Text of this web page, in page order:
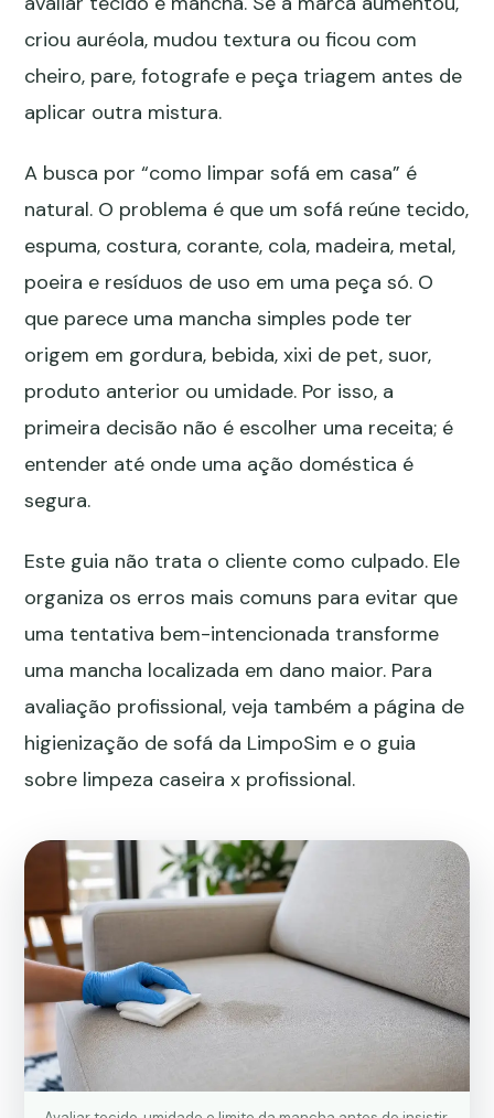
criou auréola, mudou textura ou ficou com
cheiro, pare, fotografe e peça triagem antes de
aplicar outra mistura.
A busca por “como limpar sofá em casa” é
natural. O problema é que um sofá reúne tecido,
espuma, costura, corante, cola, madeira, metal,
poeira e resíduos de uso em uma peça só. O
que parece uma mancha simples pode ter
origem em gordura, bebida, xixi de pet, suor,
produto anterior ou umidade. Por isso, a
primeira decisão não é escolher uma receita; é
entender até onde uma ação doméstica é
segura.
Este guia não trata o cliente como culpado. Ele
organiza os erros mais comuns para evitar que
uma tentativa bem-intencionada transforme
uma mancha localizada em dano maior. Para
avaliação profissional, veja também a página de
higienização de sofá da LimpoSim e o guia
sobre limpeza caseira x profissional.